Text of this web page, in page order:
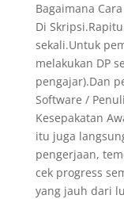
Bagaimana
Di
sekali.Untuk
melakukan DP
pengajar).Dan
Software /
Kesepakatan
itu juga
pengerjaan,
cek progress
yang jauh dari